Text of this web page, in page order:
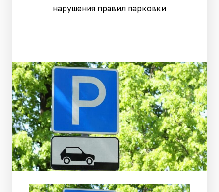
нарушения правил парковки